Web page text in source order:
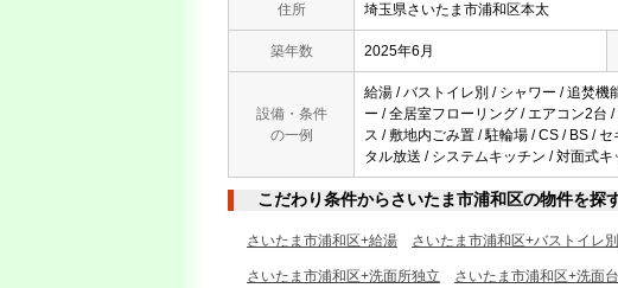
住所 埼玉県さいたま市浦和区本太
築年数 2025年6月
設備・条件
の一例
給湯 / バストイレ別 / シャワー / 追焚機
ー / 全居室フローリング / エアコン2台
ス / 敷地内ごみ置 / 駐輪場 / CS / BS /
タル放送 / システムキッチン / 対面式
こだわり条件からさいたま市浦和区の物件を探
さいたま市浦和区+給湯 さいたま市浦和区+バストイレ別
さいたま市浦和区+洗面所独立 さいたま市浦和区+洗面台